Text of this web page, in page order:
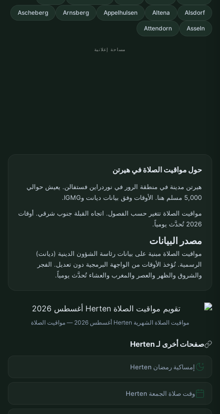
Alsdorf
Altena
Appelhulsen
Arnsberg
Ascheberg
Asseln
Attendorn
مساحة إعلانية
حول مواقيت الصلاة في هيرتن
هيرتن مدينة في منطقة الرور في نوردراين فستفالن. يعيش حوالي
5,000 مسلم هنا. الأوقات وفق بيانات ديانت وIGMG.
مواقيت الصلاة تتغير حسب الفصول. اتجاه القبلة جنوب شرقي. أوقات
2026 تُحدَّث يومياً.
مصدر البيانات
مواقيت الصلاة مبنية على بيانات رئاسة الشؤون الدينية (ديانت)
الرسمية. تُؤخذ الأوقات من الواجهة البرمجية دون تعديل. الفجر
والشروق والظهر والعصر والمغرب والعشاء تُحدَّث يومياً.
مواقيت الصلاة الشهرية Herten أغسطس 2026 — مواقيت الصلاة
صفحات أخرى لـ Herten
إمساكية رمضان Herten
وقت صلاة الجمعة Herten